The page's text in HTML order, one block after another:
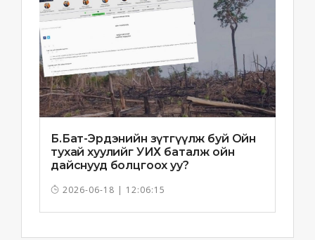
Б.Бат-Эрдэнийн зүтгүүлж буй Ойн
тухай хуулийг УИХ баталж ойн
дайснууд болцгоох уу?
2026-06-18 | 12:06:15